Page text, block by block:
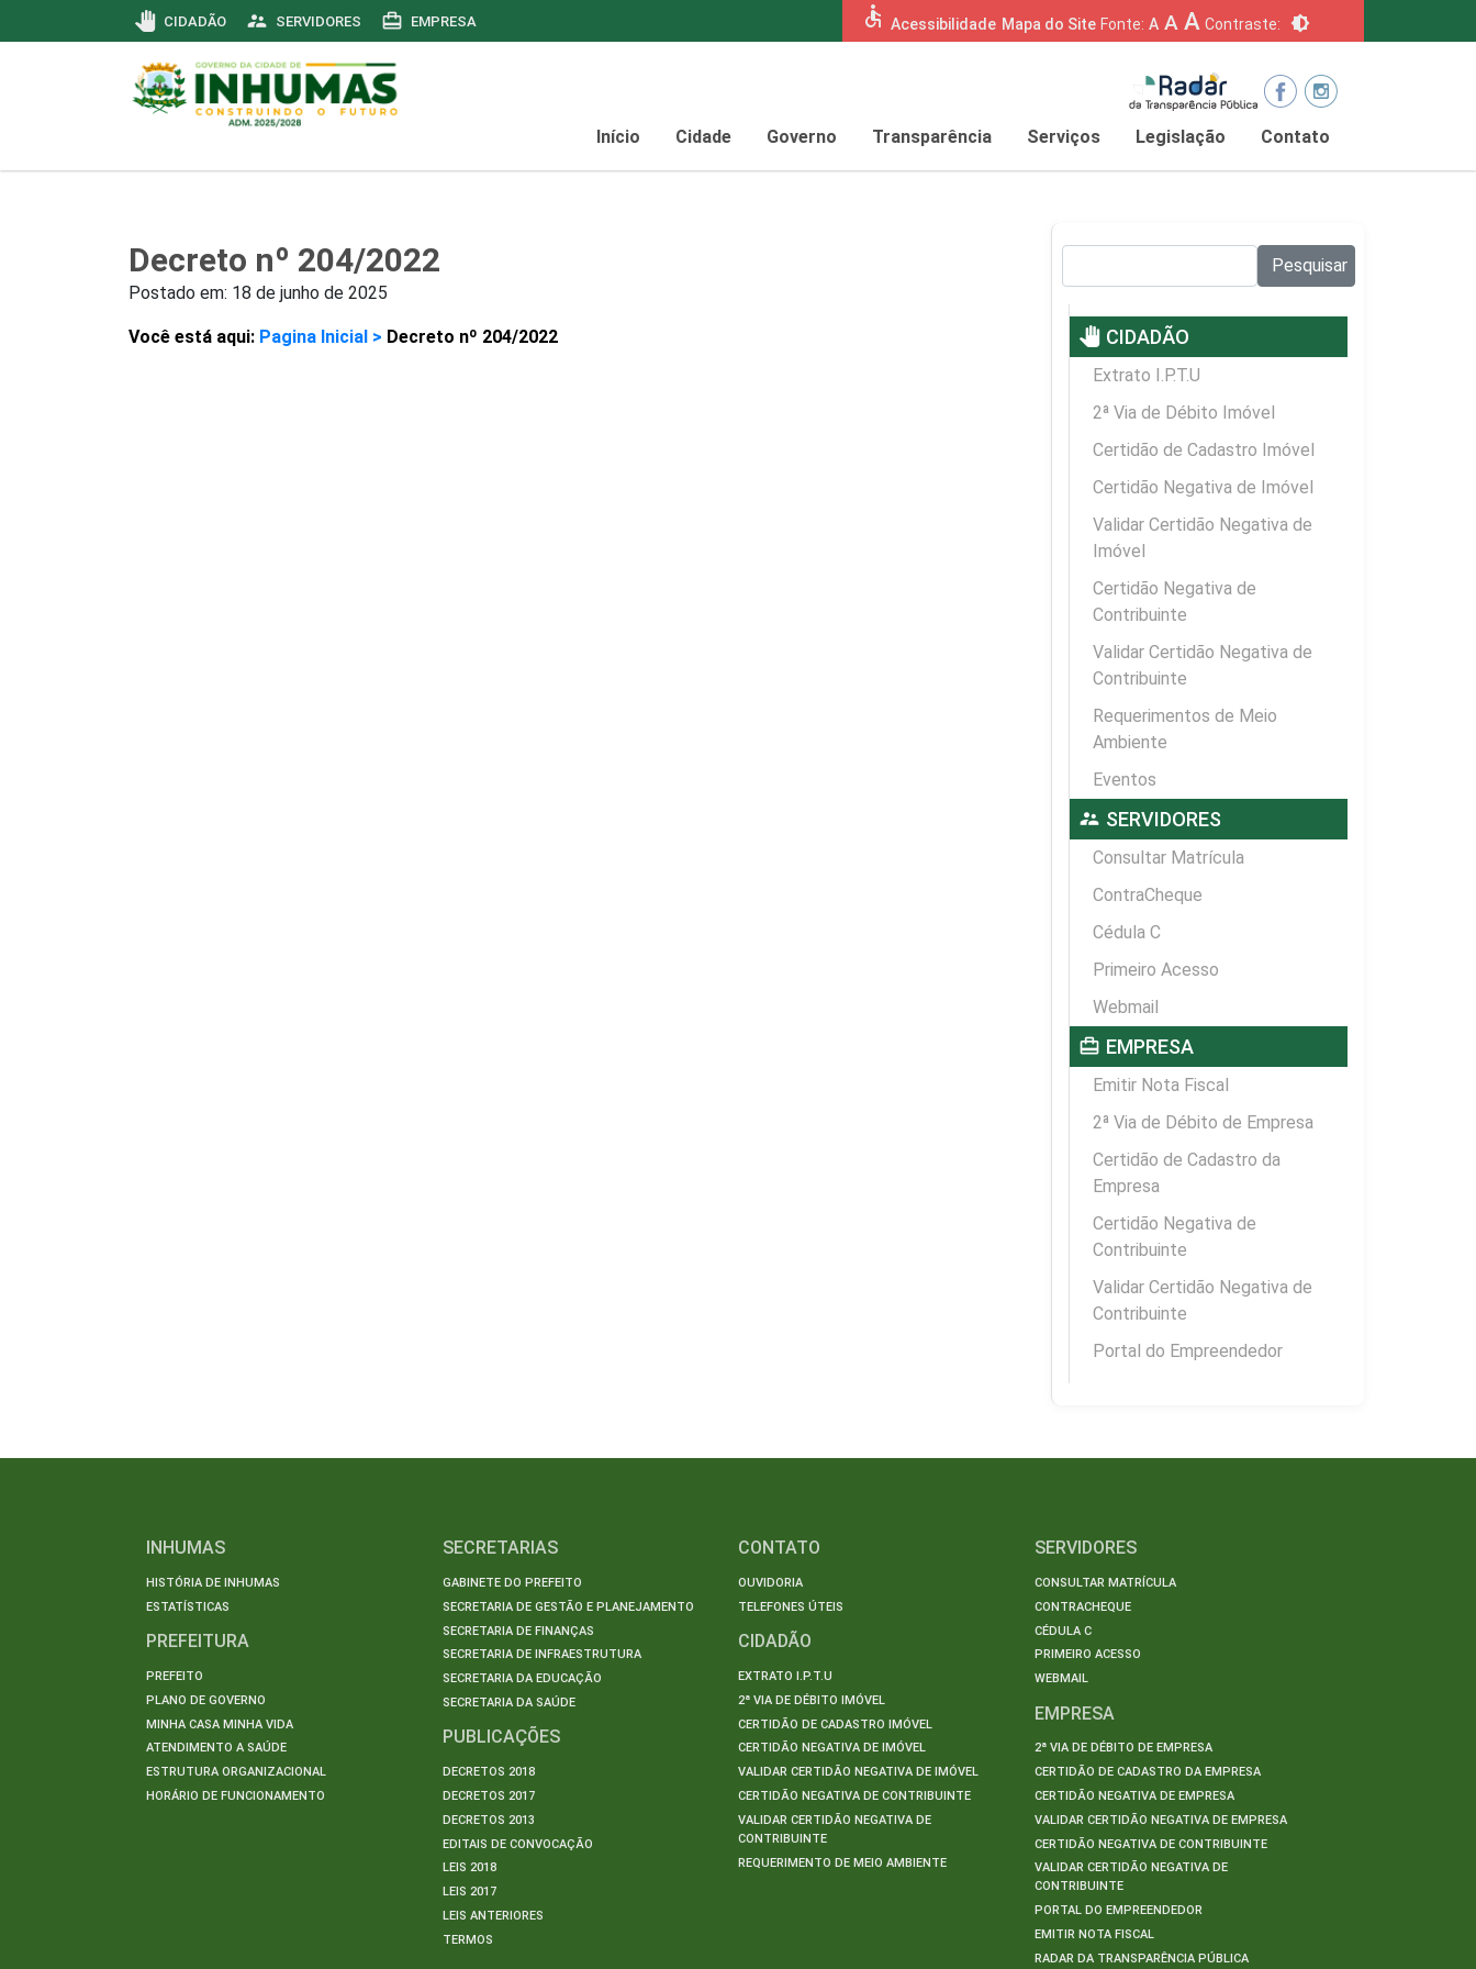
pan_tool CIDADÃO supervisor_account SERVIDORES card_travel EMPRESA accessible Acessibilidade Mapa do Site Fonte: A A A Contraste: brightness_6
Início Cidade Governo Transparência Serviços Legislação Contato
Decreto nº 204/2022
Postado em: 18 de junho de 2025
Você está aqui: Pagina Inicial > Decreto nº 204/2022
Pesquisar
pan_tool CIDADÃO
Extrato I.P.T.U
2ª Via de Débito Imóvel
Certidão de Cadastro Imóvel
Certidão Negativa de Imóvel
Validar Certidão Negativa de
Imóvel
Certidão Negativa de
Contribuinte
Validar Certidão Negativa de
Contribuinte
Requerimentos de Meio
Ambiente
Eventos
supervisor_account SERVIDORES
Consultar Matrícula
ContraCheque
Cédula C
Primeiro Acesso
Webmail
card_travel EMPRESA
Emitir Nota Fiscal
2ª Via de Débito de Empresa
Certidão de Cadastro da
Empresa
Certidão Negativa de
Contribuinte
Validar Certidão Negativa de
Contribuinte
Portal do Empreendedor
INHUMAS
HISTÓRIA DE INHUMAS
ESTATÍSTICAS
PREFEITURA
PREFEITO
PLANO DE GOVERNO
MINHA CASA MINHA VIDA
ATENDIMENTO A SAÚDE
ESTRUTURA ORGANIZACIONAL
HORÁRIO DE FUNCIONAMENTO
SECRETARIAS
GABINETE DO PREFEITO
SECRETARIA DE GESTÃO E PLANEJAMENTO
SECRETARIA DE FINANÇAS
SECRETARIA DE INFRAESTRUTURA
SECRETARIA DA EDUCAÇÃO
SECRETARIA DA SAÚDE
PUBLICAÇÕES
DECRETOS 2018
DECRETOS 2017
DECRETOS 2013
EDITAIS DE CONVOCAÇÃO
LEIS 2018
LEIS 2017
LEIS ANTERIORES
TERMOS
CONTATO
OUVIDORIA
TELEFONES ÚTEIS
CIDADÃO
EXTRATO I.P.T.U
2ª VIA DE DÉBITO IMÓVEL
CERTIDÃO DE CADASTRO IMÓVEL
CERTIDÃO NEGATIVA DE IMÓVEL
VALIDAR CERTIDÃO NEGATIVA DE IMÓVEL
CERTIDÃO NEGATIVA DE CONTRIBUINTE
VALIDAR CERTIDÃO NEGATIVA DE
CONTRIBUINTE
REQUERIMENTO DE MEIO AMBIENTE
SERVIDORES
CONSULTAR MATRÍCULA
CONTRACHEQUE
CÉDULA C
PRIMEIRO ACESSO
WEBMAIL
EMPRESA
2ª VIA DE DÉBITO DE EMPRESA
CERTIDÃO DE CADASTRO DA EMPRESA
CERTIDÃO NEGATIVA DE EMPRESA
VALIDAR CERTIDÃO NEGATIVA DE EMPRESA
CERTIDÃO NEGATIVA DE CONTRIBUINTE
VALIDAR CERTIDÃO NEGATIVA DE
CONTRIBUINTE
PORTAL DO EMPREENDEDOR
EMITIR NOTA FISCAL
RADAR DA TRANSPARÊNCIA PÚBLICA